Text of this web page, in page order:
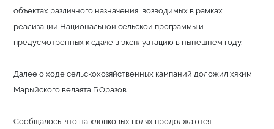
объектах различного назначения, возводимых в рамках
реализации Национальной сельской программы и
предусмотренных к сдаче в эксплуатацию в нынешнем году.
Далее о ходе сельскохозяйственных кампаний доложил хяким
Марыйского велаята Б.Оразов.
Сообщалось, что на хлопковых полях продолжаются